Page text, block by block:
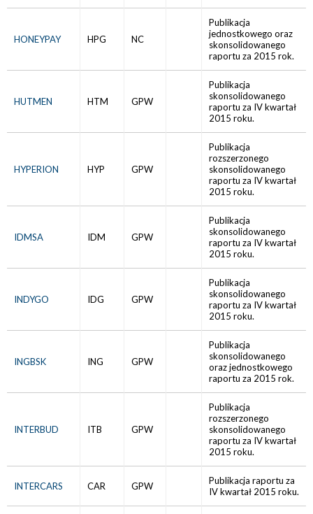
HONEYPAY HPG NC
Publikacja
jednostkowego oraz
skonsolidowanego
raportu za 2015 rok.
HUTMEN HTM GPW
Publikacja
skonsolidowanego
raportu za IV kwartał
2015 roku.
HYPERION HYP GPW
Publikacja
rozszerzonego
skonsolidowanego
raportu za IV kwartał
2015 roku.
IDMSA IDM GPW
Publikacja
skonsolidowanego
raportu za IV kwartał
2015 roku.
INDYGO IDG GPW
Publikacja
skonsolidowanego
raportu za IV kwartał
2015 roku.
INGBSK ING GPW
Publikacja
skonsolidowanego
oraz jednostkowego
raportu za 2015 rok.
INTERBUD ITB GPW
Publikacja
rozszerzonego
skonsolidowanego
raportu za IV kwartał
2015 roku.
INTERCARS CAR GPW
Publikacja raportu za
IV kwartał 2015 roku.